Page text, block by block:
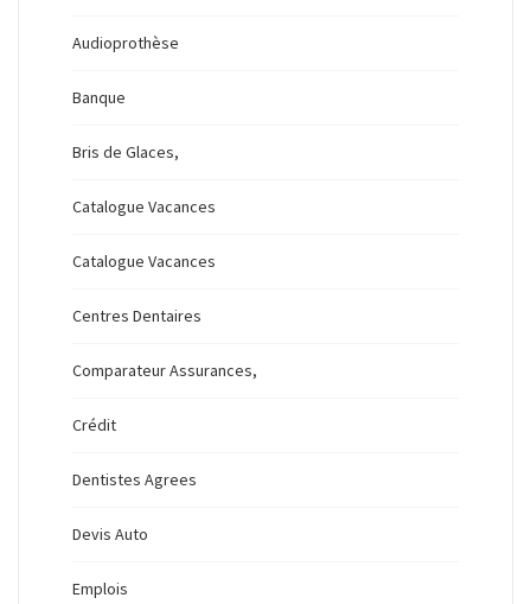
Audioprothèse
Banque
Bris de Glaces,
Catalogue Vacances
Catalogue Vacances
Centres Dentaires
Comparateur Assurances,
Crédit
Dentistes Agrees
Devis Auto
Emplois